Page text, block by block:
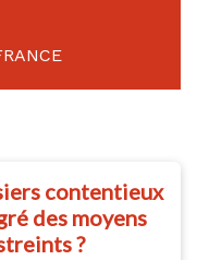
contentieux
des moyens
?